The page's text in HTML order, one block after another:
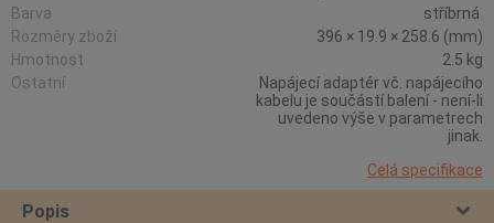
Barva
stříbrná
Rozměry zboží
396 × 19.9 × 258.6 (mm)
Hmotnost
2.5 kg
Ostatní
Napájecí adaptér vč. napájecího
kabelu je součástí balení - není-li
uvedeno výše v parametrech
jinak.
Celá specifikace
Popis